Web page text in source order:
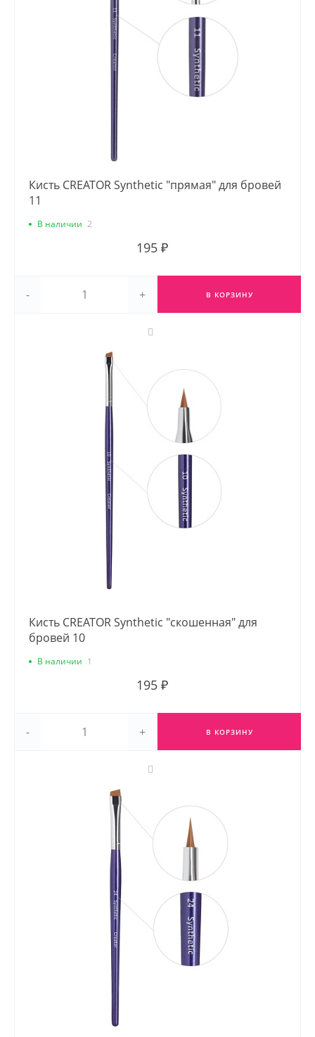
Кисть CREATOR Synthetic "прямая" для бровей
11
В наличии 2
195 ₽
- + В КОРЗИНУ
Кисть CREATOR Synthetic "скошенная" для
бровей 10
В наличии 1
195 ₽
- + В КОРЗИНУ